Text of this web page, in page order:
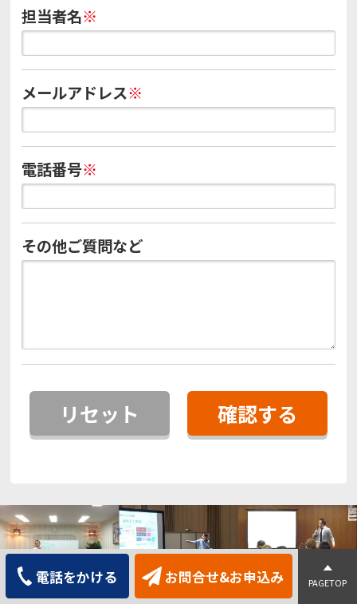
担当者名※
メールアドレス※
電話番号※
その他ご質問など
電話をかける お問合せ&お申込み PAGETOP